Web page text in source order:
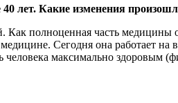
лет. Какие изменения
Как полноценная часть
Сегодня она работает на
максимально здоровым